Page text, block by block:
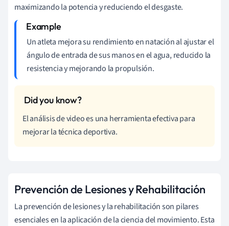
maximizando la potencia y reduciendo el desgaste.
Un atleta mejora su rendimiento en natación al ajustar el
ángulo de entrada de sus manos en el agua, reducido la
resistencia y mejorando la propulsión.
El análisis de video es una herramienta efectiva para
mejorar la técnica deportiva.
Prevención de Lesiones y Rehabilitación
La prevención de lesiones y la rehabilitación son pilares
esenciales en la aplicación de la ciencia del movimiento. Esta